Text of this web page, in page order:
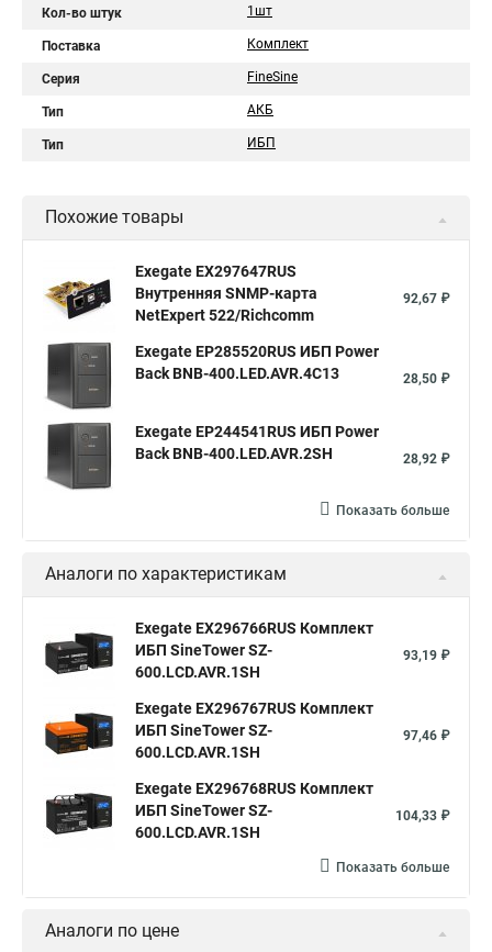
Кол-во штук 1шт
Поставка Комплект
Серия FineSine
Тип АКБ
Тип ИБП
Похожие товары
Exegate EX297647RUS
Внутренняя SNMP-карта
NetExpert 522/Richcomm
92,67 ₽
Exegate EP285520RUS ИБП Power
Back BNB-400.LED.AVR.4C13
28,50 ₽
Exegate EP244541RUS ИБП Power
Back BNB-400.LED.AVR.2SH
28,92 ₽
Показать больше
Аналоги по характеристикам
Exegate EX296766RUS Комплект
ИБП SineTower SZ-
600.LCD.AVR.1SH
93,19 ₽
Exegate EX296767RUS Комплект
ИБП SineTower SZ-
600.LCD.AVR.1SH
97,46 ₽
Exegate EX296768RUS Комплект
ИБП SineTower SZ-
600.LCD.AVR.1SH
104,33 ₽
Показать больше
Аналоги по цене